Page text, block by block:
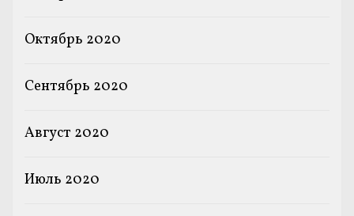
Октябрь 2020
Сентябрь 2020
Август 2020
Июль 2020